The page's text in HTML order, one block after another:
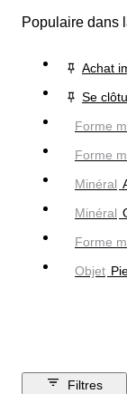
Populaire dans
Achat
Se
Forme
Forme
Minéral
Minéral
Forme
Objet
Filtres